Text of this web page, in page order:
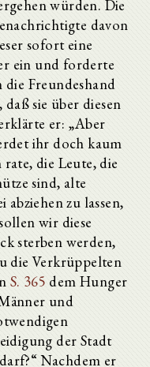
würden. Die
davon
sofort eine
ein und forderte
Freundeshand
sie über diesen
er: „Aber
ihr doch kaum
die Leute, die
sind, alte
zu lassen,
wir diese
sterben werden,
die Verkrüppelten
S. 365 dem Hunger
und
der Stadt
Nachdem er